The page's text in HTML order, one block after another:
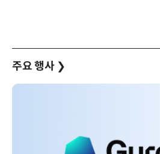
주요 행사 ❯